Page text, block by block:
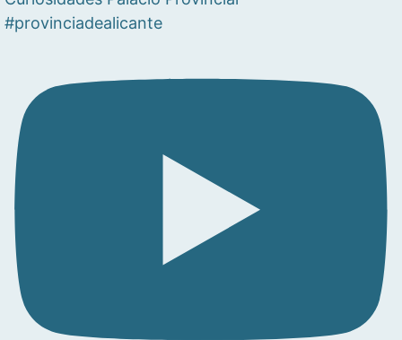
#provinciadealicante